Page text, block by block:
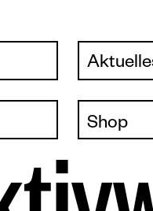
News
Shop
Plakate